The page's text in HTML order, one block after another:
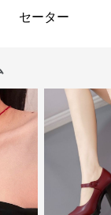
セーター